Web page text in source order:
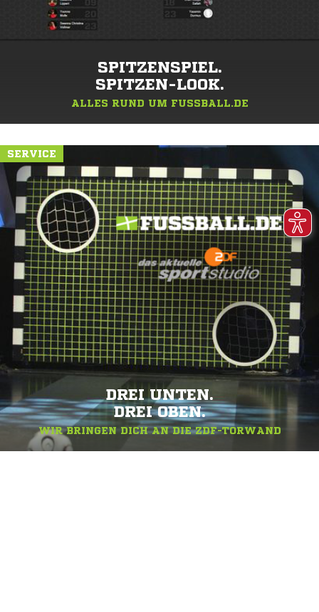
SPITZENSPIEL.
SPITZEN-LOOK.
ALLES RUND UM FUSSBALL.DE
SERVICE
DREI UNTEN.
DREI OBEN.
WIR BRINGEN DICH AN DIE ZDF-TORWAND